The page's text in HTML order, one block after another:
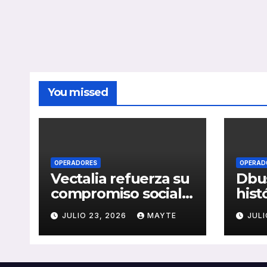
You missed
OPERADORES
Vectalia refuerza su
compromiso social y
medioambiental
con la publicación
de su Memoria de
JULIO 23, 2026 MAYTE
del